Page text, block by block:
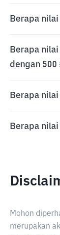
Berapa
Berapa
dengan 500
Berapa
Berapa nilai
Mohon
merupakan